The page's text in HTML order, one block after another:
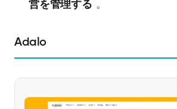
営を管理する 。
Adalo